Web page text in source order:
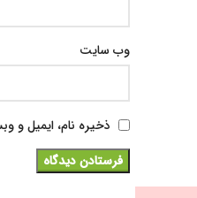
وب‌ سایت
ذخیره نام، ایمیل و